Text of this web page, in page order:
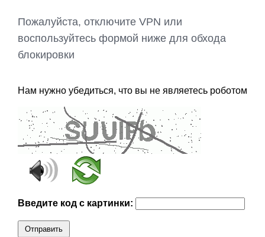
Пожалуйста, отключите VPN или
воспользуйтесь формой ниже для обхода
блокировки
Нам нужно убедиться, что вы не являетесь роботом
Введите код с картинки:
Отправить